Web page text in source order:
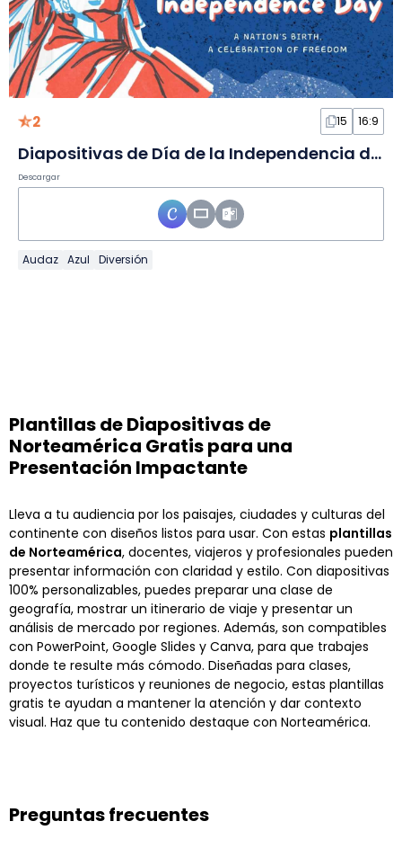
2 15 16:9
Diapositivas de Día de la Independencia de EE. UU. a mano
Descargar
Audaz Azul Diversión
Plantillas de Diapositivas de
Norteamérica Gratis para una
Presentación Impactante
Lleva a tu audiencia por los paisajes, ciudades y culturas del
continente con diseños listos para usar. Con estas plantillas
de Norteamérica, docentes, viajeros y profesionales pueden
presentar información con claridad y estilo. Con diapositivas
100% personalizables, puedes preparar una clase de
geografía, mostrar un itinerario de viaje y presentar un
análisis de mercado por regiones. Además, son compatibles
con PowerPoint, Google Slides y Canva, para que trabajes
donde te resulte más cómodo. Diseñadas para clases,
proyectos turísticos y reuniones de negocio, estas plantillas
gratis te ayudan a mantener la atención y dar contexto
visual. Haz que tu contenido destaque con Norteamérica.
Preguntas frecuentes